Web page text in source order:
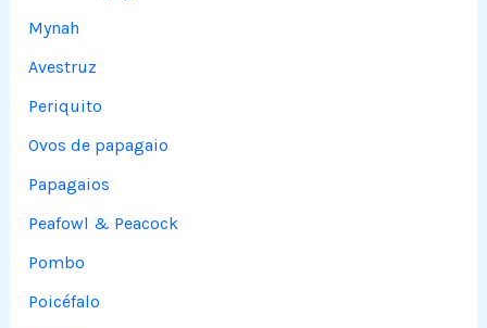
Mynah
Avestruz
Periquito
Ovos de papagaio
Papagaios
Peafowl & Peacock
Pombo
Poicéfalo